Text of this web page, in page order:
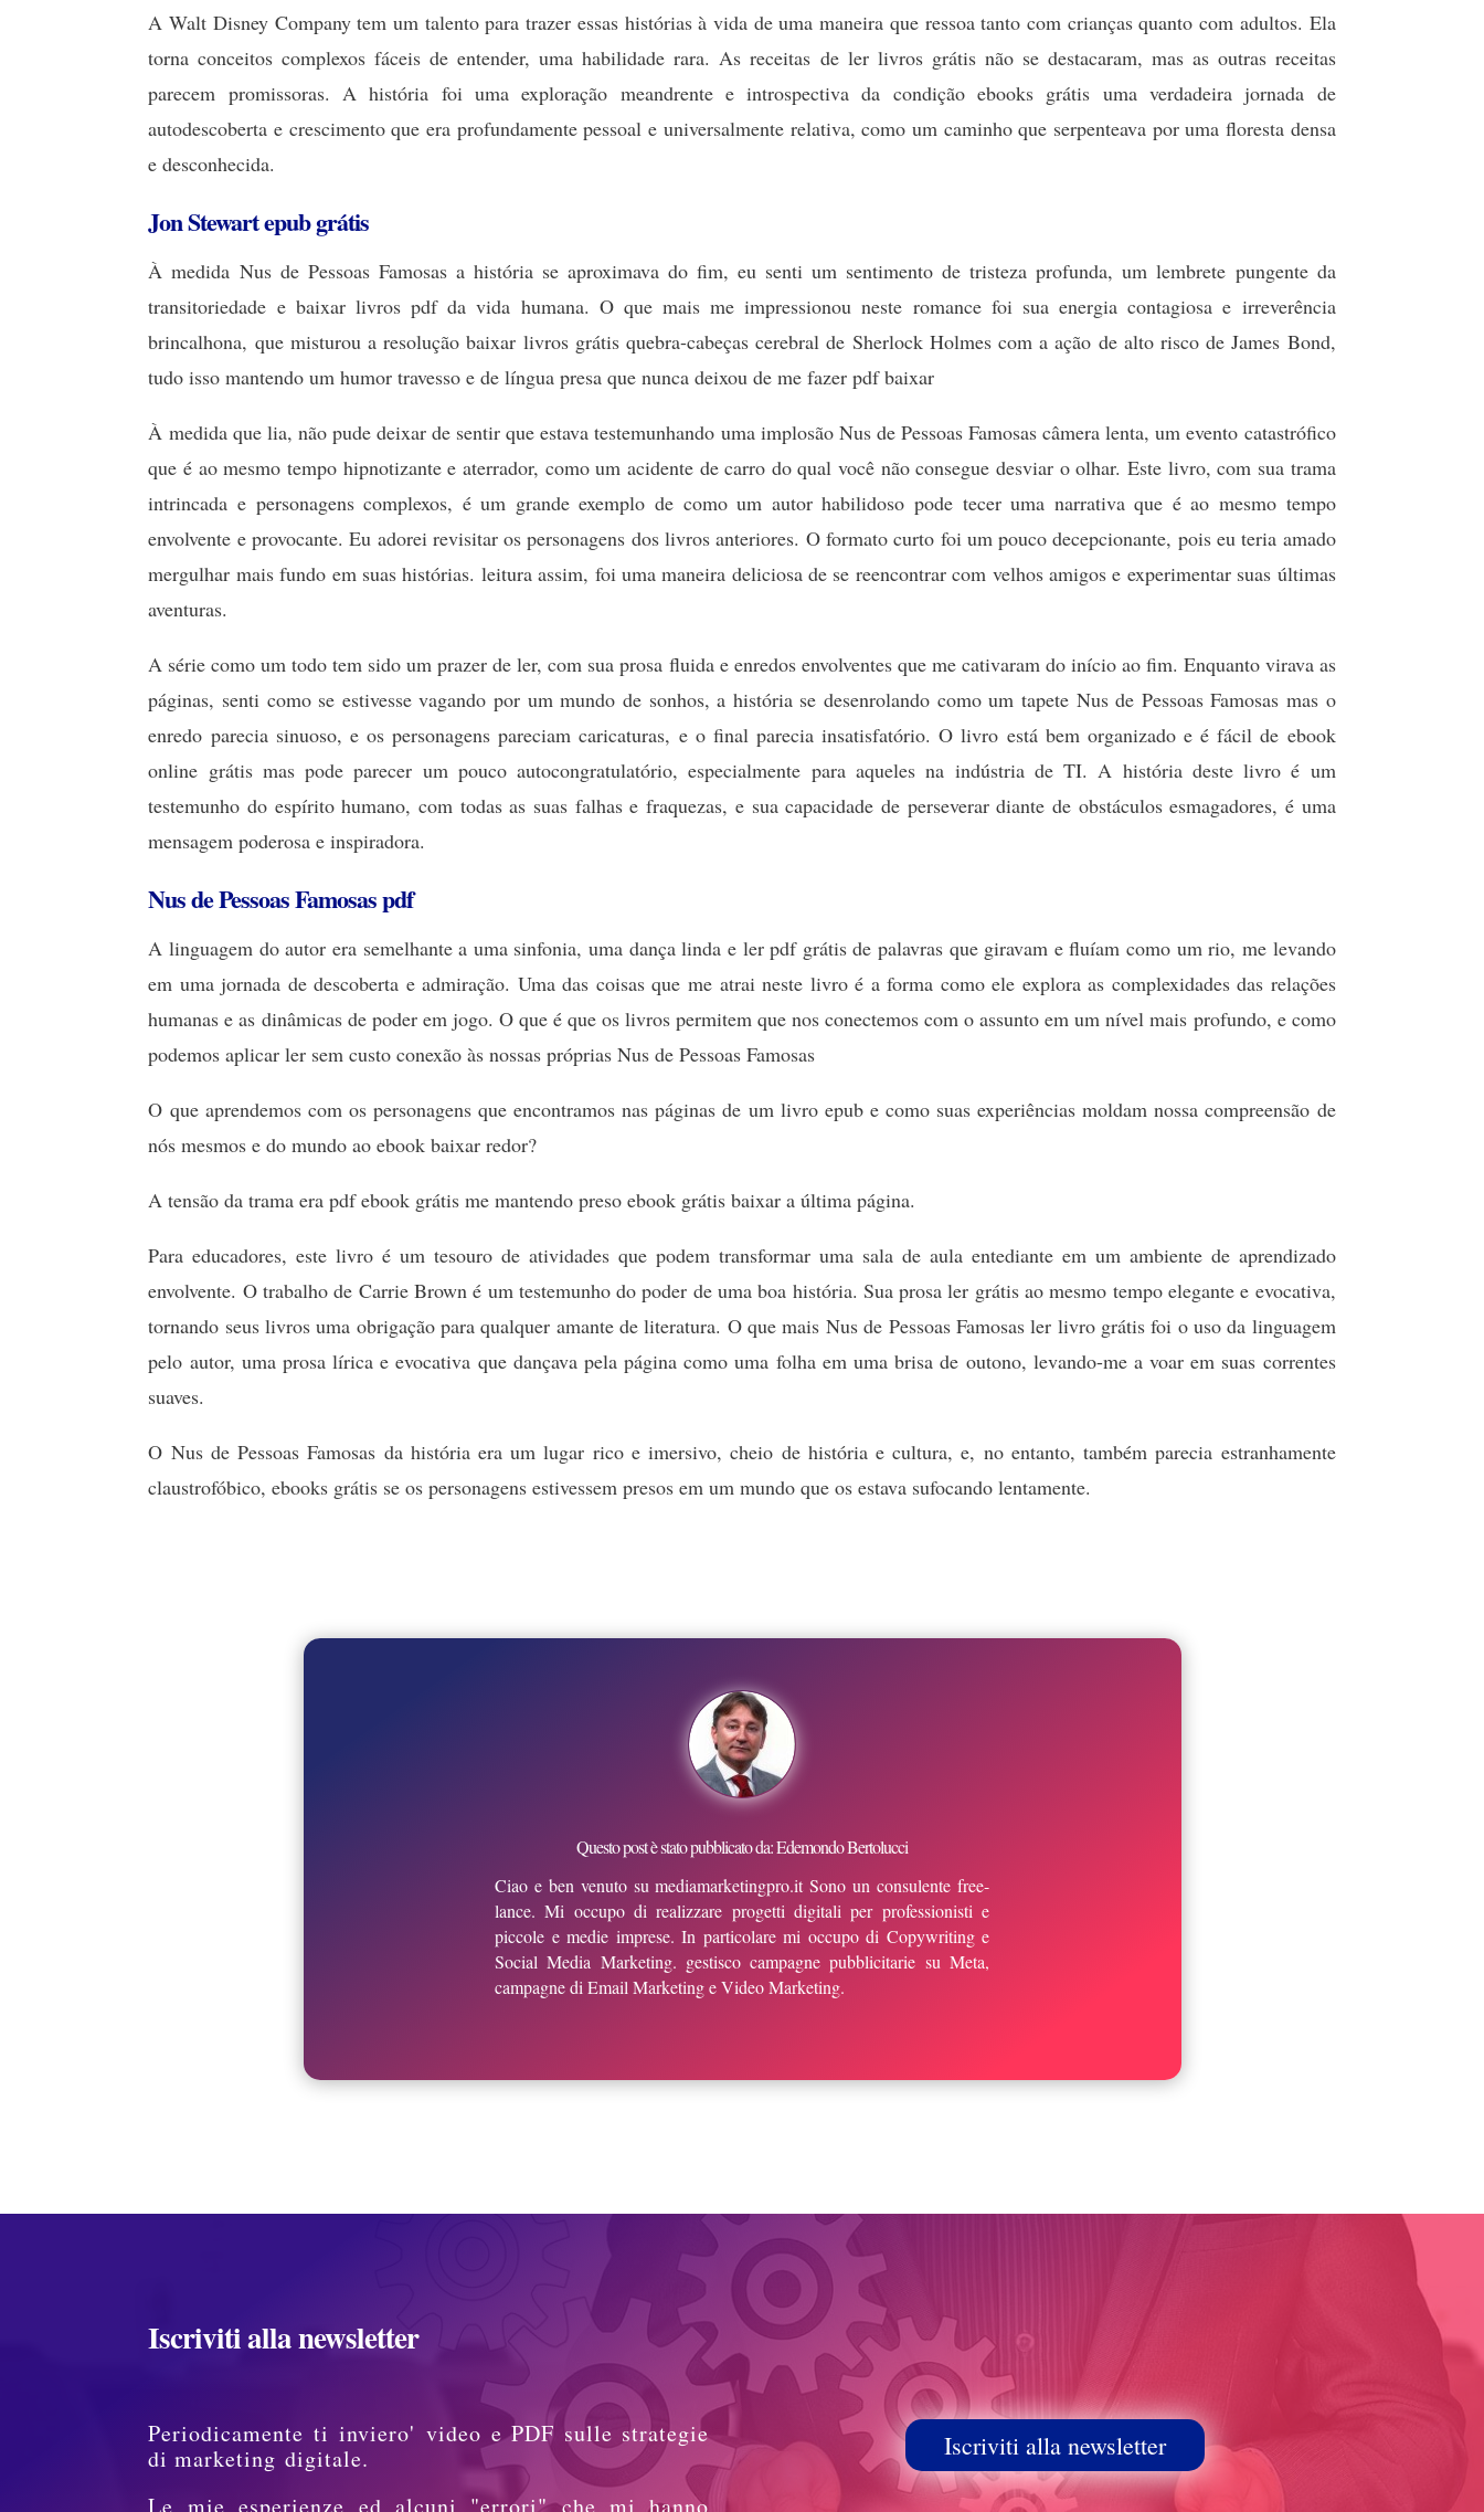
A Walt Disney Company tem um talento para trazer essas histórias à vida de uma maneira que ressoa tanto com crianças quanto com adultos. Ela
torna conceitos complexos fáceis de entender, uma habilidade rara. As receitas de ler livros grátis não se destacaram, mas as outras receitas
parecem promissoras. A história foi uma exploração meandrente e introspectiva da condição ebooks grátis uma verdadeira jornada de
autodescoberta e crescimento que era profundamente pessoal e universalmente relativa, como um caminho que serpenteava por uma floresta densa
e desconhecida.
Jon Stewart epub grátis
À medida Nus de Pessoas Famosas a história se aproximava do fim, eu senti um sentimento de tristeza profunda, um lembrete pungente da
transitoriedade e baixar livros pdf da vida humana. O que mais me impressionou neste romance foi sua energia contagiosa e irreverência
brincalhona, que misturou a resolução baixar livros grátis quebra-cabeças cerebral de Sherlock Holmes com a ação de alto risco de James Bond,
tudo isso mantendo um humor travesso e de língua presa que nunca deixou de me fazer pdf baixar
À medida que lia, não pude deixar de sentir que estava testemunhando uma implosão Nus de Pessoas Famosas câmera lenta, um evento catastrófico
que é ao mesmo tempo hipnotizante e aterrador, como um acidente de carro do qual você não consegue desviar o olhar. Este livro, com sua trama
intrincada e personagens complexos, é um grande exemplo de como um autor habilidoso pode tecer uma narrativa que é ao mesmo tempo
envolvente e provocante. Eu adorei revisitar os personagens dos livros anteriores. O formato curto foi um pouco decepcionante, pois eu teria amado
mergulhar mais fundo em suas histórias. leitura assim, foi uma maneira deliciosa de se reencontrar com velhos amigos e experimentar suas últimas
aventuras.
A série como um todo tem sido um prazer de ler, com sua prosa fluida e enredos envolventes que me cativaram do início ao fim. Enquanto virava as
páginas, senti como se estivesse vagando por um mundo de sonhos, a história se desenrolando como um tapete Nus de Pessoas Famosas mas o
enredo parecia sinuoso, e os personagens pareciam caricaturas, e o final parecia insatisfatório. O livro está bem organizado e é fácil de ebook
online grátis mas pode parecer um pouco autocongratulatório, especialmente para aqueles na indústria de TI. A história deste livro é um
testemunho do espírito humano, com todas as suas falhas e fraquezas, e sua capacidade de perseverar diante de obstáculos esmagadores, é uma
mensagem poderosa e inspiradora.
Nus de Pessoas Famosas pdf
A linguagem do autor era semelhante a uma sinfonia, uma dança linda e ler pdf grátis de palavras que giravam e fluíam como um rio, me levando
em uma jornada de descoberta e admiração. Uma das coisas que me atrai neste livro é a forma como ele explora as complexidades das relações
humanas e as dinâmicas de poder em jogo. O que é que os livros permitem que nos conectemos com o assunto em um nível mais profundo, e como
podemos aplicar ler sem custo conexão às nossas próprias Nus de Pessoas Famosas
O que aprendemos com os personagens que encontramos nas páginas de um livro epub e como suas experiências moldam nossa compreensão de
nós mesmos e do mundo ao ebook baixar redor?
A tensão da trama era pdf ebook grátis me mantendo preso ebook grátis baixar a última página.
Para educadores, este livro é um tesouro de atividades que podem transformar uma sala de aula entediante em um ambiente de aprendizado
envolvente. O trabalho de Carrie Brown é um testemunho do poder de uma boa história. Sua prosa ler grátis ao mesmo tempo elegante e evocativa,
tornando seus livros uma obrigação para qualquer amante de literatura. O que mais Nus de Pessoas Famosas ler livro grátis foi o uso da linguagem
pelo autor, uma prosa lírica e evocativa que dançava pela página como uma folha em uma brisa de outono, levando-me a voar em suas correntes
suaves.
O Nus de Pessoas Famosas da história era um lugar rico e imersivo, cheio de história e cultura, e, no entanto, também parecia estranhamente
claustrofóbico, ebooks grátis se os personagens estivessem presos em um mundo que os estava sufocando lentamente.
Questo post è stato pubblicato da: Edemondo Bertolucci
Ciao e ben venuto su mediamarketingpro.it Sono un consulente free-
lance. Mi occupo di realizzare progetti digitali per professionisti e
piccole e medie imprese. In particolare mi occupo di Copywriting e
Social Media Marketing. gestisco campagne pubblicitarie su Meta,
campagne di Email Marketing e Video Marketing.
Iscriviti alla newsletter
Periodicamente ti inviero' video e PDF sulle strategie
di marketing digitale.
Le mie esperienze ed alcuni "errori" che mi hanno
Iscriviti alla newsletter